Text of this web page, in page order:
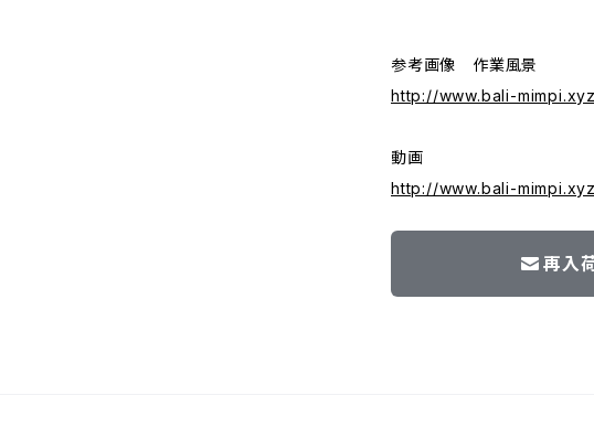
参考画像 作業風景
http://www.bali-
動画
http://www.bali-
再入